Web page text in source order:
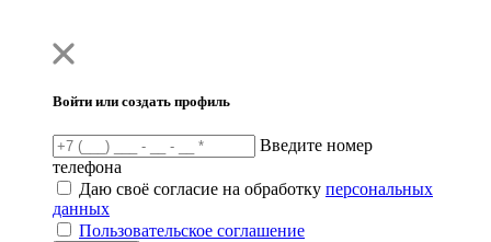
Войти или создать профиль
Введите номер
телефона
Даю своё согласие на обработку персональных
данных
Пользовательское соглашение